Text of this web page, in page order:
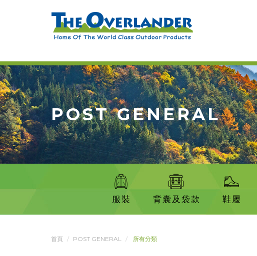
POST GENERAL
服裝 背囊及袋款 鞋履
首頁 POST GENERAL 所有分類